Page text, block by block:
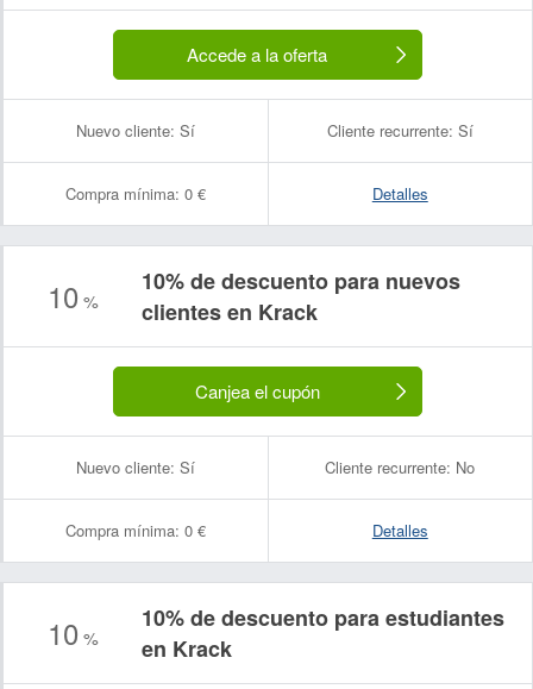
Accede a la oferta
Nuevo cliente: Sí Cliente recurrente: Sí
Compra mínima: 0 € Detalles
10 %
10% de descuento para nuevos
clientes en Krack
Canjea el cupón
Nuevo cliente: Sí Cliente recurrente: No
Compra mínima: 0 € Detalles
10 %
10% de descuento para estudiantes
en Krack